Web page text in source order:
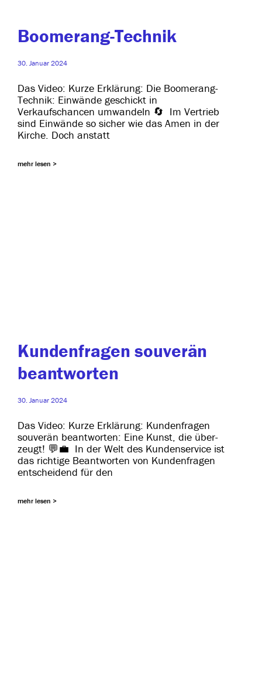
Boomerang-Technik
30. Januar 2024
Das Video: Kurze Erklärung: Die Boomerang-
Technik: Einwände geschickt in
Verkaufschancen umwan­deln 🔄 Im Vertrieb
sind Einwände so sicher wie das Amen in der
Kirche. Doch anstatt
mehr lesen >
Kundenfragen souverän
beantworten
30. Januar 2024
Das Video: Kurze Erklärung: Kundenfragen
sou­ve­rän beant­wor­ten: Eine Kunst, die über­
zeugt! 💬💼 In der Welt des Kundenservice ist
das rich­ti­ge Beantworten von Kundenfragen
ent­schei­dend für den
mehr lesen >